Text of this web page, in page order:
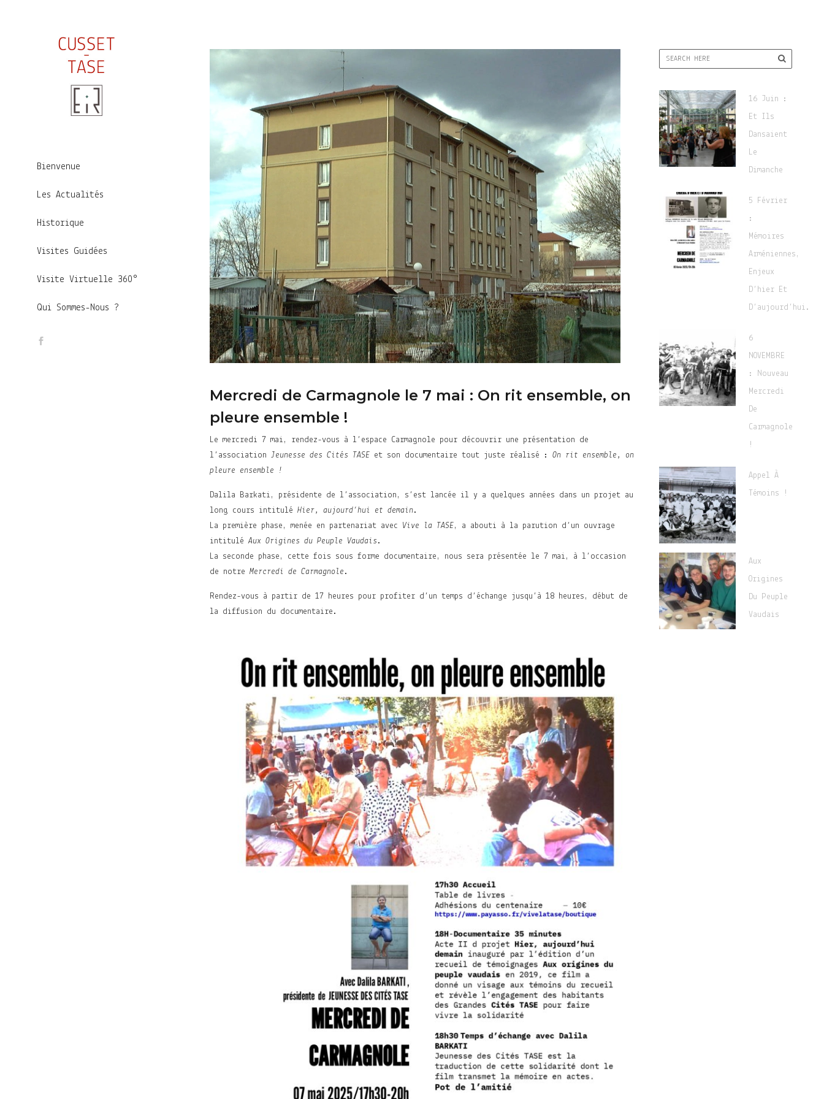
Bienvenue
Les Actualités
Historique
Visites Guidées
Visite Virtuelle 360°
Qui Sommes-Nous ?
Mercredi de Carmagnole le 7 mai : On rit ensemble, on
pleure ensemble !
Le mercredi 7 mai, rendez-vous à l’espace Carmagnole pour découvrir une présentation de
l’association Jeunesse des Cités TASE et son documentaire tout juste réalisé : On rit ensemble, on
pleure ensemble !
Dalila Barkati, présidente de l’association, s’est lancée il y a quelques années dans un projet au
long cours intitulé Hier, aujourd’hui et demain.
La première phase, menée en partenariat avec Vive la TASE , a abouti à la parution d’un ouvrage
intituléAux Origines du Peuple Vaudais .
La seconde phase, cette fois sous forme documentaire, nous sera présentée le 7 mai, à l’occasion
de notre Mercredi de Carmagnole .
Rendez-vous à partir de 17 heures pour profiter d’un temps d’échange jusqu’à 18 heures, début de
la diffusion du documentaire.
16 Juin :
Et Ils
Dansaient
Le
Dimanche
5 Février
:
Mémoires
Arméniennes,
Enjeux
D’hier Et
D’aujourd’hui.
6
NOVEMBRE
: Nouveau
Mercredi
De
Carmagnole
!
Appel À
Témoins !
Aux
Origines
Du Peuple
Vaudais